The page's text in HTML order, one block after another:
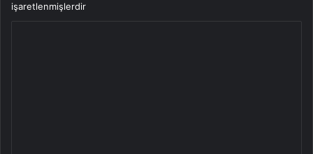
işaretlenmişlerdir